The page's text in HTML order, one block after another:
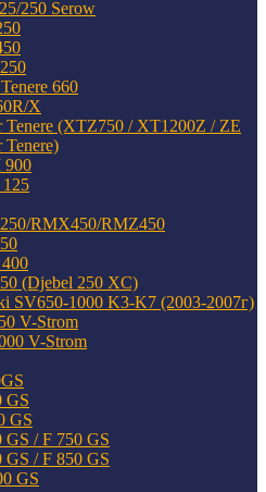
250 Serow
660
X
Tenere (XTZ750 / XT1200Z / ZE
Tenere)
RMX450/RMZ450
(Djebel 250 XC)
SV650-1000 K3-K7 (2003-2007г)
V-Strom
V-Strom
GS
GS
GS / F 750 GS
GS / F 850 GS
GS